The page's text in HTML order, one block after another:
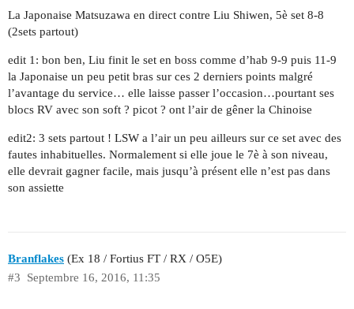
La Japonaise Matsuzawa en direct contre Liu Shiwen, 5è set 8-8
(2sets partout)
edit 1: bon ben, Liu finit le set en boss comme d’hab 9-9 puis 11-9
la Japonaise un peu petit bras sur ces 2 derniers points malgré
l’avantage du service… elle laisse passer l’occasion…pourtant ses
blocs RV avec son soft ? picot ? ont l’air de gêner la Chinoise
edit2: 3 sets partout ! LSW a l’air un peu ailleurs sur ce set avec des
fautes inhabituelles. Normalement si elle joue le 7è à son niveau,
elle devrait gagner facile, mais jusqu’à présent elle n’est pas dans
son assiette
Branflakes (Ex 18 / Fortius FT / RX / O5E)
Septembre 16, 2016, 11:35
#3